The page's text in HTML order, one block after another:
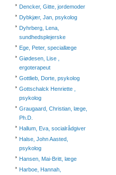
Dencker, Gitte, jordemoder
Dybkjær, Jan, psykolog
Dyhrberg, Lena,
sundhedsplejerske
Ege, Peter, speciallæge
Giødesen, Lise ,
ergoterapeut
Gottlieb, Dorte, psykolog
Gottschalck Henriette ,
psykolog
Graugaard, Christian, læge,
Ph.D.
Hallum, Eva, socialrådgiver
Halse, John Aasted,
psykolog
Hansen, Mai-Britt, læge
Harboe, Hannah,